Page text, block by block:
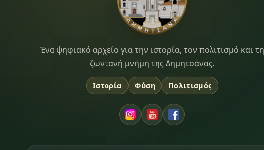
Dimitsana.gr
Ένα ψηφιακό αρχείο για την ιστορία, τον πολιτισμό και τη
ζωντανή μνήμη της Δημητσάνας.
Ιστορία Φύση Πολιτισμός